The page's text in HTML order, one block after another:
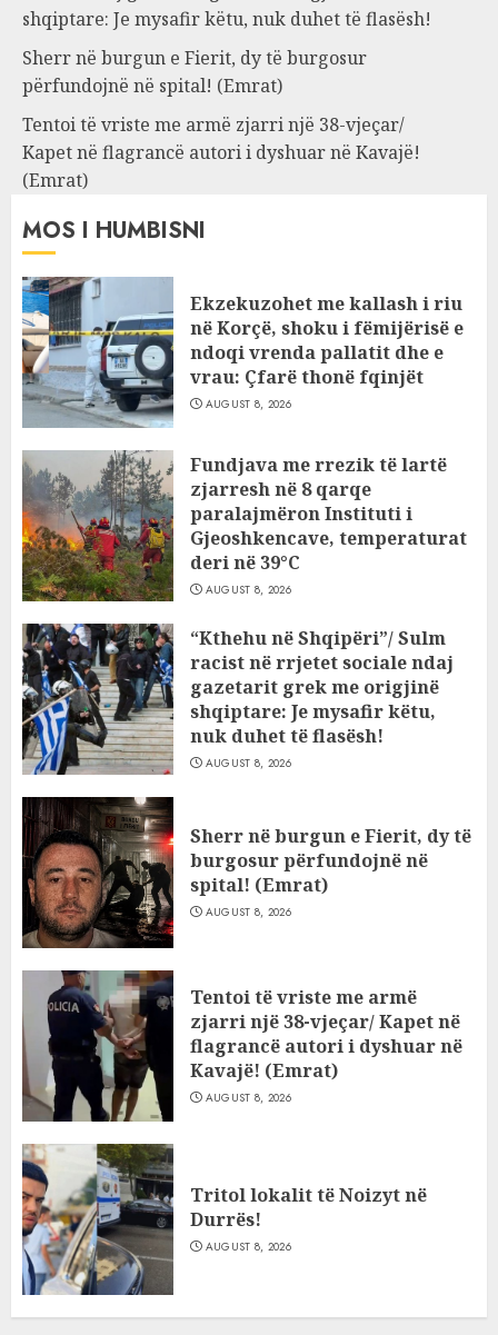
shqiptare: Je mysafir këtu, nuk duhet të flasësh!
Sherr në burgun e Fierit, dy të burgosur
përfundojnë në spital! (Emrat)
Tentoi të vriste me armë zjarri një 38-vjeçar/
Kapet në flagrancë autori i dyshuar në Kavajë!
(Emrat)
MOS I HUMBISNI
Ekzekuzohet me kallash i riu
në Korçë, shoku i fëmijërisë e
ndoqi vrenda pallatit dhe e
vrau: Çfarë thonë fqinjët
AUGUST 8, 2026
Fundjava me rrezik të lartë
zjarresh në 8 qarqe
paralajmëron Instituti i
Gjeoshkencave, temperaturat
deri në 39°C
AUGUST 8, 2026
“Kthehu në Shqipëri”/ Sulm
racist në rrjetet sociale ndaj
gazetarit grek me origjinë
shqiptare: Je mysafir këtu,
nuk duhet të flasësh!
AUGUST 8, 2026
Sherr në burgun e Fierit, dy të
burgosur përfundojnë në
spital! (Emrat)
AUGUST 8, 2026
Tentoi të vriste me armë
zjarri një 38-vjeçar/ Kapet në
flagrancë autori i dyshuar në
Kavajë! (Emrat)
AUGUST 8, 2026
Tritol lokalit të Noizyt në
Durrës!
AUGUST 8, 2026